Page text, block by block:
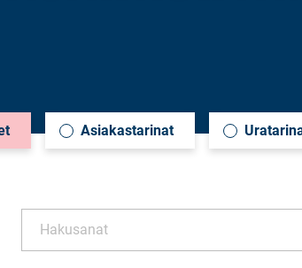
Asiakastarinat